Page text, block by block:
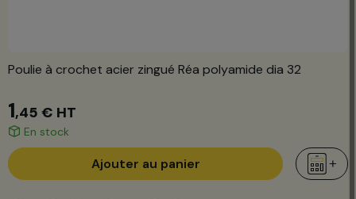
Poulie à crochet acier zingué Réa polyamide dia 32
1,45 € HT
En stock
Ajouter au panier